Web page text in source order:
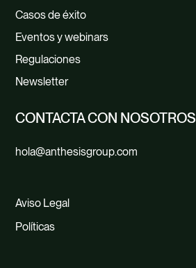
Casos de éxito
Eventos y webinars
Regulaciones
Newsletter
CONTACTA CON NOSOTROS
hola@anthesisgroup.com
Aviso Legal
Políticas